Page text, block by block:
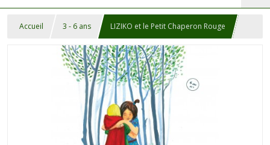
Accueil 3 - 6 ans LIZIKO et le Petit Chaperon Rouge